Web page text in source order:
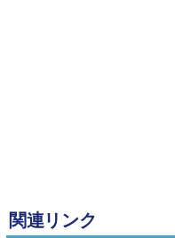
関連リンク